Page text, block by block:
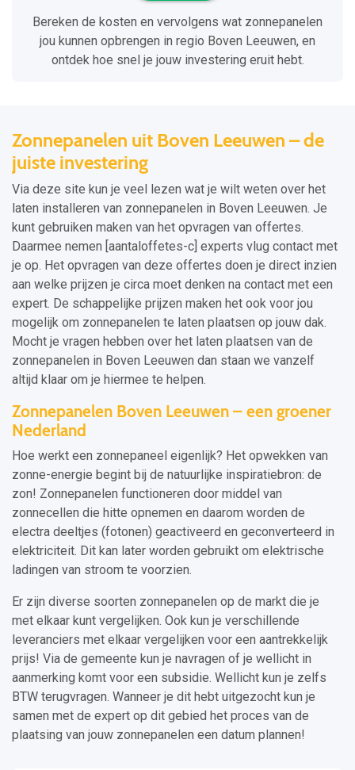
Bereken de kosten en vervolgens wat zonnepanelen
jou kunnen opbrengen in regio Boven Leeuwen, en
ontdek hoe snel je jouw investering eruit hebt.
Zonnepanelen uit Boven Leeuwen – de
juiste investering
Via deze site kun je veel lezen wat je wilt weten over het
laten installeren van zonnepanelen in Boven Leeuwen. Je
kunt gebruiken maken van het opvragen van offertes.
Daarmee nemen [aantaloffetes-c] experts vlug contact met
je op. Het opvragen van deze offertes doen je direct inzien
aan welke prijzen je circa moet denken na contact met een
expert. De schappelijke prijzen maken het ook voor jou
mogelijk om zonnepanelen te laten plaatsen op jouw dak.
Mocht je vragen hebben over het laten plaatsen van de
zonnepanelen in Boven Leeuwen dan staan we vanzelf
altijd klaar om je hiermee te helpen.
Zonnepanelen Boven Leeuwen – een groener
Nederland
Hoe werkt een zonnepaneel eigenlijk? Het opwekken van
zonne-energie begint bij de natuurlijke inspiratiebron: de
zon! Zonnepanelen functioneren door middel van
zonnecellen die hitte opnemen en daarom worden de
electra deeltjes (fotonen) geactiveerd en geconverteerd in
elektriciteit. Dit kan later worden gebruikt om elektrische
ladingen van stroom te voorzien.
Er zijn diverse soorten zonnepanelen op de markt die je
met elkaar kunt vergelijken. Ook kun je verschillende
leveranciers met elkaar vergelijken voor een aantrekkelijk
prijs! Via de gemeente kun je navragen of je wellicht in
aanmerking komt voor een subsidie. Wellicht kun je zelfs
BTW terugvragen. Wanneer je dit hebt uitgezocht kun je
samen met de expert op dit gebied het proces van de
plaatsing van jouw zonnepanelen een datum plannen!